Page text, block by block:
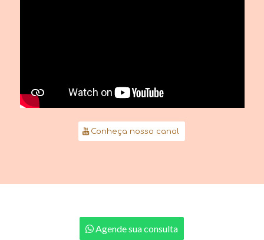
Conheça nosso canal
Agende sua consulta